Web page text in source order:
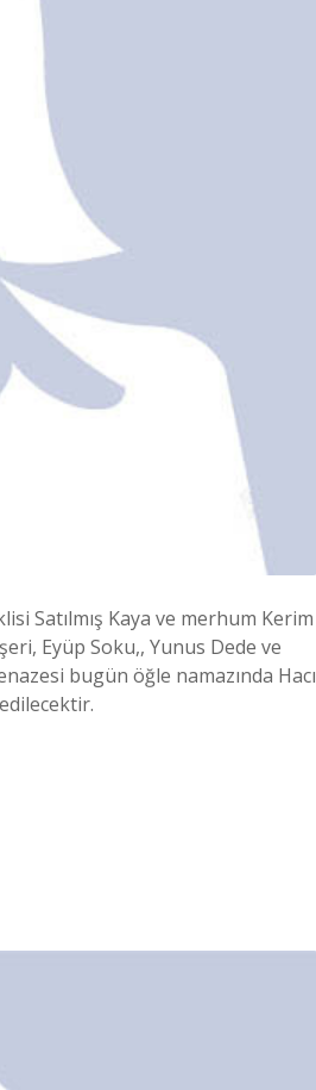
Satılmış Kaya ve merhum Kerim
Eyüp Soku,, Yunus Dede ve
bugün öğle namazında Hacı